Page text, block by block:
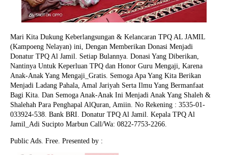
Mari Kita Dukung Keberlangsungan & Kelancaran TPQ AL JAMIL
(Kampoeng Nelayan) ini, Dengan Memberikan Donasi Menjadi
Donatur TPQ Al Jamil. Setiap Bulannya. Donasi Yang Diberikan,
Nantinya Untuk Keperluan TPQ dan Honor Guru Mengaji, Karena
Anak-Anak Yang Mengaji_Gratis. Semoga Apa Yang Kita Berikan
Menjadi Ladang Pahala, Amal Jariyah Serta Ilmu Yang Bermanfaat
Bagi Kita. Dan Semoga Anak-Anak Ini Menjadi Anak Yang Shaleh &
Shalehah Para Penghapal AlQuran, Amiin. No Rekening : 3535-01-
033924-538. Bank BRI. Donatur TPQ Al Jamil. Kepala TPQ Al
Jamil_Adi Sucipto Marbun Call/Wa: 0822-7753-2266.
Public Ads. Free. Presented by :